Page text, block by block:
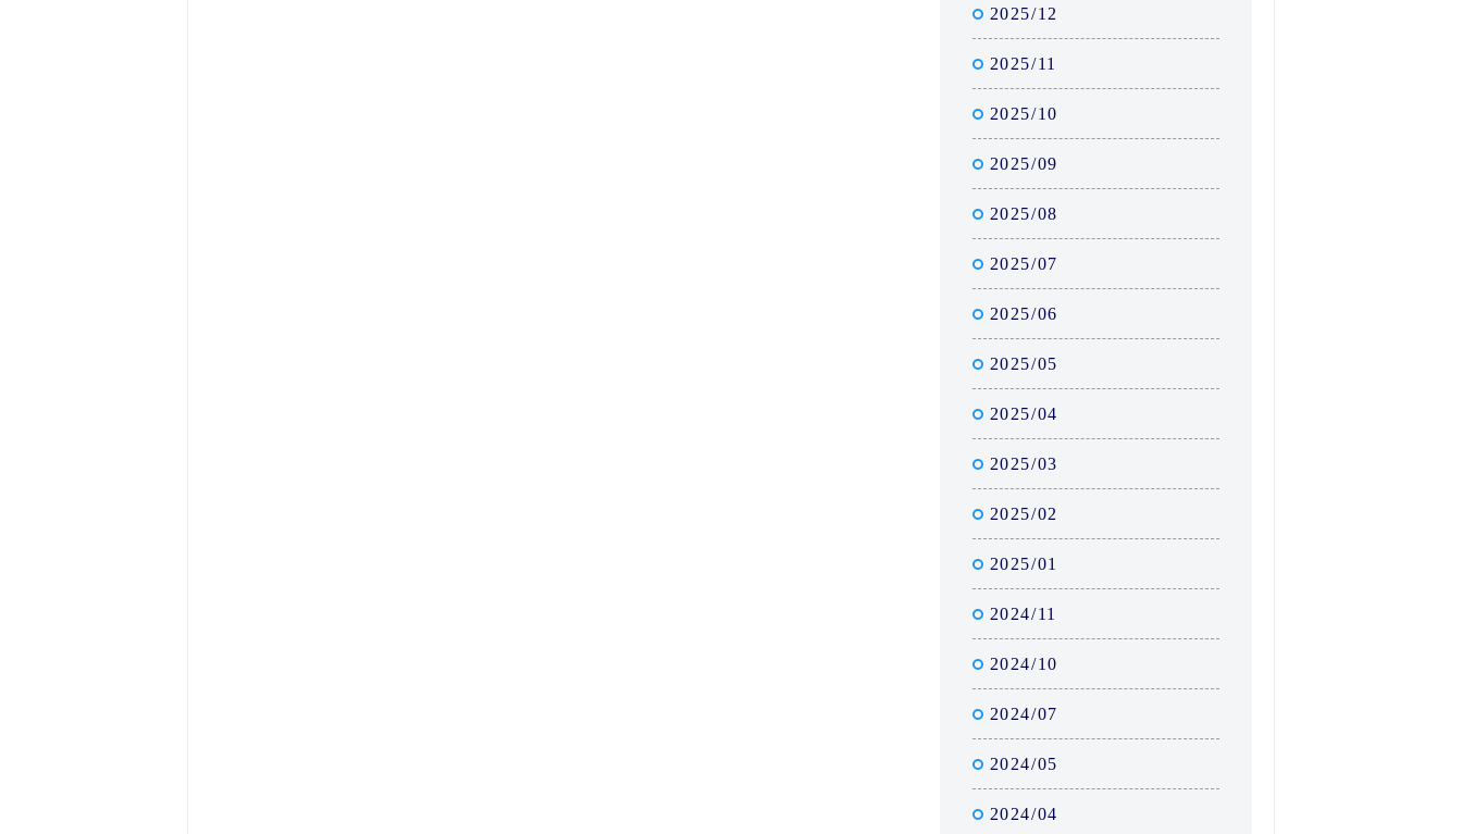
2025/12
2025/11
2025/10
2025/09
2025/08
2025/07
2025/06
2025/05
2025/04
2025/03
2025/02
2025/01
2024/11
2024/10
2024/07
2024/05
2024/04